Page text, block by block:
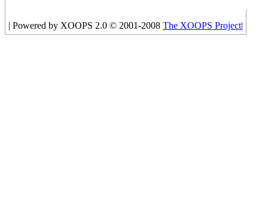
| Powered by XOOPS 2.0 © 2001-2008 The XOOPS Project|